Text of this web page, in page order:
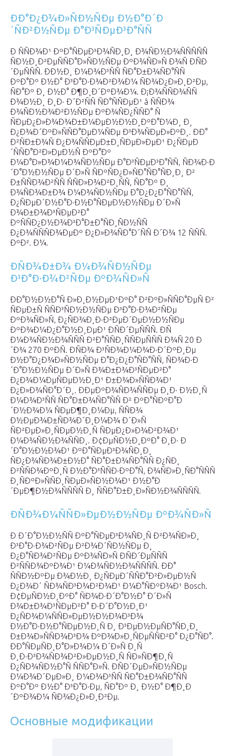
ÐÐ°Ð¿Ð¾Ð»ÑÐ½ÑÐµ Ð½Ð°Ð´Ð
´ÑÐ²Ð½ÑÐµ Ð°Ð³ÑÐµÐ³Ð°ÑÑ
Ð ÑÑÐ¾Ð¹ ÐºÐ°ÑÐµÐ³Ð¾ÑÐ¸Ð¸ Ð¾ÑÐ½Ð¾ÑÑÑÑÑ
ÑÐ½Ð¸Ð²ÐµÑÑÐ°Ð»ÑÐ½ÑÐµ ÐºÐ¾ÑÐ»Ñ Ð¾Ñ ÐÑÐ
´ÐµÑÑÑ. ÐÐ½Ð¸ Ð¼Ð¾Ð³ÑÑ ÑÐ°Ð±Ð¾ÑÐ°ÑÑ
ÐºÐ°Ðº Ð½Ð° Ð³Ð°Ð·Ð¾Ð²Ð¾Ð¼ ÑÐ¾Ð¿Ð»Ð¸Ð²Ðµ,
ÑÐ°Ðº Ð¸ Ð½Ð° Ð¶Ð¸Ð´ÐºÐ¾Ð¼. Ð¡Ð¾ÑÑÐ¾ÑÑ
Ð¾Ð½Ð¸ Ð¸Ð· Ð´Ð²ÑÑ ÑÐ°ÑÑÐµÐ¹ â ÑÑÐ¾
Ð¾ÑÐ½Ð¾Ð²Ð½ÑÐµ ÐºÐ¾ÑÐ¿ÑÑÐ° Ñ
ÑÐµÐ¿Ð»Ð¾Ð¾Ð±Ð¼ÐµÐ½Ð½Ð¸ÐºÐ°Ð¼Ð¸ Ð¸
Ð¿Ð¾Ð´ÐºÐ»ÑÑÐ°ÐµÐ¼ÑÐµ Ð³Ð¾ÑÐµÐ»ÐºÐ¸. ÐÐ°
Ð²ÑÐ±Ð¾Ñ Ð¿Ð¾ÑÑÐµÐ±Ð¸ÑÐµÐ»ÐµÐ¹ Ð¿ÑÐµÐ
´ÑÑÐ°Ð²Ð»ÐµÐ½Ñ ÐºÐ°Ðº
Ð¼Ð°Ð»Ð¾Ð¼Ð¾ÑÐ½ÑÐµ Ð°Ð³ÑÐµÐ³Ð°ÑÑ, ÑÐ¾Ð·Ð
´Ð°Ð½Ð½ÑÐµ Ð´Ð»Ñ ÑÐºÑÐ¿Ð»ÑÐ°ÑÐ°ÑÐ¸Ð¸ Ð²
Ð±ÑÑÐ¾Ð²ÑÑ ÑÑÐ»Ð¾Ð²Ð¸ÑÑ, ÑÐ°Ðº Ð¸
Ð¾ÑÐ¾Ð±Ð¾ Ð¼Ð¾ÑÐ½ÑÐµ Ð°Ð¿Ð¿Ð°ÑÐ°ÑÑ,
Ð¿ÑÐµÐ´Ð½Ð°Ð·Ð½Ð°ÑÐµÐ½Ð½ÑÐµ Ð´Ð»Ñ
Ð¾Ð±Ð¾Ð³ÑÐµÐ²Ð°
ÐºÑÑÐ¿Ð½Ð¾Ð³Ð°Ð±Ð°ÑÐ¸ÑÐ½ÑÑ
Ð¿Ð¾ÑÑÑÐ¾ÐµÐº Ð¿Ð»Ð¾ÑÐ°Ð´ÑÑ Ð´Ð¾ 12 ÑÑÑ.
ÐºÐ². Ð¼.
ÐÑÐ¾Ð±Ð¾ Ð¼Ð¾ÑÐ½ÑÐµ
Ð³Ð°Ð·Ð¾Ð²ÑÐµ ÐºÐ¾ÑÐ»Ñ
ÐÐ°Ð½Ð½Ð°Ñ Ð»Ð¸Ð½ÐµÐ¹ÐºÐ° Ð²ÐºÐ»ÑÑÐ°ÐµÑ Ð²
ÑÐµÐ±Ñ ÑÑÐ³ÑÐ½Ð½ÑÐµ Ð³Ð°Ð·Ð¾Ð²ÑÐµ
ÐºÐ¾ÑÐ»Ñ, Ð¿ÑÐ¾Ð¸Ð·Ð²ÐµÐ´ÐµÐ½Ð½ÑÐµ
ÐºÐ¾Ð¼Ð¿Ð°Ð½Ð¸ÐµÐ¹ ÐÑÐ´ÐµÑÑÑ. ÐÑ
Ð¼Ð¾ÑÐ½Ð¾ÑÑÑ Ð²Ð°ÑÑÐ¸ÑÑÐµÑÑÑ Ð¾Ñ 20 Ð
´Ð¾ 270 ÐºÐÑ. Ð­ÑÐ¾ Ð³ÑÐ¾Ð¼Ð¾Ð·Ð´ÐºÐ¸Ðµ
Ð½Ð°Ð¿Ð¾Ð»ÑÐ½ÑÐµ Ð°Ð¿Ð¿Ð°ÑÐ°ÑÑ, ÑÐ¾Ð·Ð
´Ð°Ð½Ð½ÑÐµ Ð´Ð»Ñ Ð¾Ð±Ð¾Ð³ÑÐµÐ²Ð°
Ð¿Ð¾Ð¼ÐµÑÐµÐ½Ð¸Ð¹ Ð±Ð¾Ð»ÑÑÐ¾Ð¹
Ð¿Ð»Ð¾ÑÐ°Ð´Ð¸. ÐÐµÐºÐ¾ÑÐ¾ÑÑÐµ Ð¸Ð· Ð½Ð¸Ñ
Ð¼Ð¾Ð³ÑÑ ÑÐ°Ð±Ð¾ÑÐ°ÑÑ Ð² ÐºÐ°ÑÐºÐ°Ð
´Ð½Ð¾Ð¼ ÑÐµÐ¶Ð¸Ð¼Ðµ, ÑÑÐ¾
Ð½ÐµÐ¾Ð±ÑÐ¾Ð´Ð¸Ð¼Ð¾ Ð´Ð»Ñ
ÑÐ²ÐµÐ»Ð¸ÑÐµÐ½Ð¸Ñ ÑÐµÐ¿Ð»Ð¾Ð²Ð¾Ð¹
Ð¼Ð¾ÑÐ½Ð¾ÑÑÐ¸. Ð¢ÐµÑÐ½Ð¸ÐºÐ° Ð¸Ð· Ð
´Ð°Ð½Ð½Ð¾Ð¹ ÐºÐ°ÑÐµÐ³Ð¾ÑÐ¸Ð¸
ÑÐ¿Ð¾ÑÐ¾Ð±Ð½Ð° ÑÐ°Ð±Ð¾ÑÐ°ÑÑ Ð¿ÑÐ¸
Ð²ÑÑÐ¾ÐºÐ¸Ñ Ð½Ð°Ð³ÑÑÐ·ÐºÐ°Ñ, Ð¾ÑÐ»Ð¸ÑÐ°ÑÑÑ
Ð¸ÑÐºÐ»ÑÑÐ¸ÑÐµÐ»ÑÐ½Ð¾Ð¹ Ð½Ð°Ð
´ÐµÐ¶Ð½Ð¾ÑÑÑÑ Ð¸ ÑÑÐ°Ð±Ð¸Ð»ÑÐ½Ð¾ÑÑÑÑ.
ÐÑÐ¾Ð¼ÑÑÐ»ÐµÐ½Ð½ÑÐµ ÐºÐ¾ÑÐ»Ñ
Ð Ð´Ð°Ð½Ð½ÑÑ ÐºÐ°ÑÐµÐ³Ð¾ÑÐ¸Ñ Ð²Ð¾ÑÐ»Ð¸
Ð³Ð°Ð·Ð¾Ð²ÑÐµ Ð²Ð¾Ð´ÑÐ½ÑÐµ Ð¸
Ð¿Ð°ÑÐ¾Ð²ÑÐµ ÐºÐ¾ÑÐ»Ñ ÐÑÐ´ÐµÑÑÑ
Ð²ÑÑÐ¾ÐºÐ¾Ð¹ Ð¼Ð¾ÑÐ½Ð¾ÑÑÑÑ. ÐÐ°
ÑÑÐ½ÐºÐµ Ð¾Ð½Ð¸ Ð¿ÑÐµÐ´ÑÑÐ°Ð²Ð»ÐµÐ½Ñ
Ð¿Ð¾Ð´ ÑÐ¾ÑÐ³Ð¾Ð²Ð¾Ð¹ Ð¼Ð°ÑÐºÐ¾Ð¹ Bosch.
Ð¢ÐµÑÐ½Ð¸ÐºÐ° ÑÐ¾Ð·Ð´Ð°Ð½Ð° Ð´Ð»Ñ
Ð¾Ð±Ð¾Ð³ÑÐµÐ²Ð° Ð·Ð´Ð°Ð½Ð¸Ð¹
Ð¿ÑÐ¾Ð¼ÑÑÐ»ÐµÐ½Ð½Ð¾Ð³Ð¾
Ð½Ð°Ð·Ð½Ð°ÑÐµÐ½Ð¸Ñ Ð¸ Ð³ÐµÐ½ÐµÑÐ°ÑÐ¸Ð¸
Ð±Ð¾Ð»ÑÑÐ¾Ð³Ð¾ ÐºÐ¾Ð»Ð¸ÑÐµÑÑÐ²Ð° Ð¿Ð°ÑÐ°.
ÐÐ°ÑÐµÑÐ¸Ð°Ð»Ð¾Ð¼ Ð´Ð»Ñ Ð¸Ñ
Ð¸Ð·Ð³Ð¾ÑÐ¾Ð²Ð»ÐµÐ½Ð¸Ñ ÑÐ»ÑÐ¶Ð¸Ñ
Ð¿ÑÐ¾ÑÐ½Ð°Ñ ÑÑÐ°Ð»Ñ. ÐÑÐ´ÐµÐ»ÑÐ½ÑÐµ
Ð¼Ð¾Ð´ÐµÐ»Ð¸ Ð¼Ð¾Ð³ÑÑ ÑÐ°Ð±Ð¾ÑÐ°ÑÑ
ÐºÐ°Ðº Ð½Ð° Ð³Ð°Ð·Ðµ, ÑÐ°Ðº Ð¸ Ð½Ð° Ð¶Ð¸Ð
´ÐºÐ¾Ð¼ ÑÐ¾Ð¿Ð»Ð¸Ð²Ðµ.
Основные модификации